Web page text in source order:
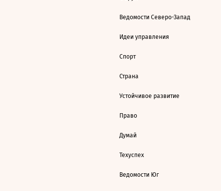
Ведомости Северо-Запад
Идеи управления
Спорт
Страна
Устойчивое развитие
Право
Думай
Техуспех
Ведомости Юг